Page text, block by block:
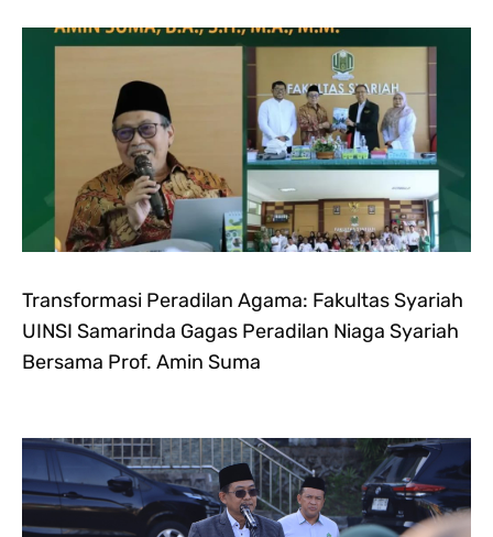
Transformasi Peradilan Agama: Fakultas Syariah
UINSI Samarinda Gagas Peradilan Niaga Syariah
Bersama Prof. Amin Suma